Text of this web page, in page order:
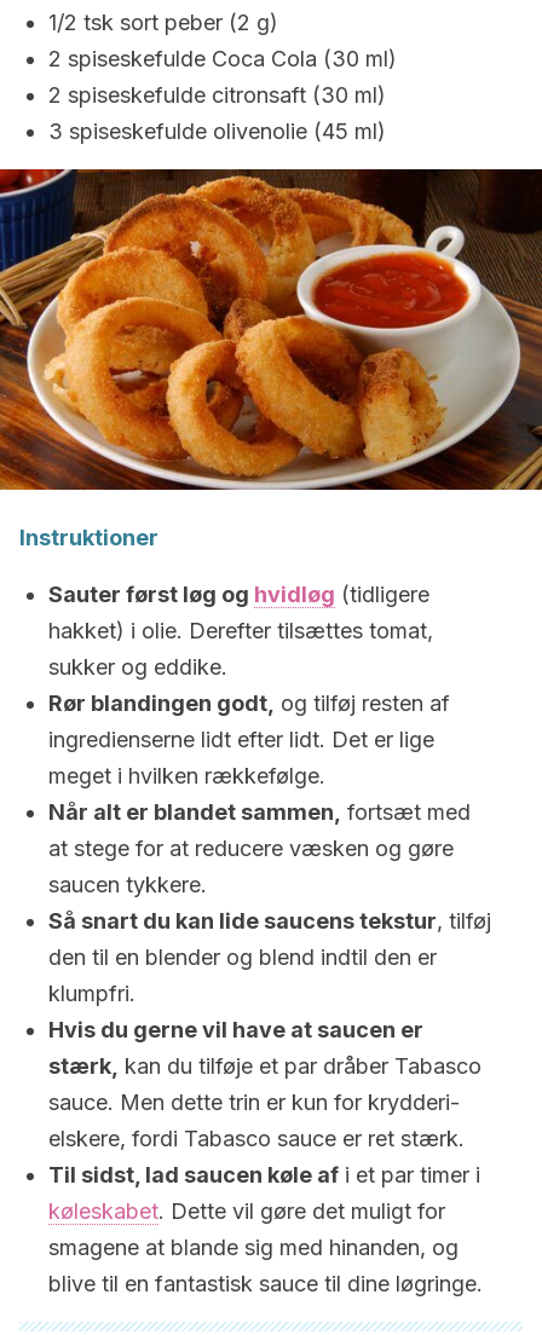
1/2 tsk sort peber (2 g)
2 spiseskefulde Coca Cola (30 ml)
2 spiseskefulde citronsaft (30 ml)
3 spiseskefulde olivenolie (45 ml)
Instruktioner
Sauter først løg og hvidløg (tidligere
hakket) i olie. Derefter tilsættes tomat,
sukker og eddike.
Rør blandingen godt, og tilføj resten af ​​
ingredienserne lidt efter lidt. Det er lige
meget i hvilken rækkefølge.
Når alt er blandet sammen, fortsæt med
at stege for at reducere væsken og gøre
saucen tykkere.
Så snart du kan lide saucens tekstur, tilføj
den til en blender og blend indtil den er
klumpfri.
Hvis du gerne vil have at saucen er
stærk, kan du tilføje et par dråber Tabasco
sauce. Men dette trin er kun for krydderi-
elskere, fordi Tabasco sauce er ret stærk.
Til sidst, lad saucen køle af i et par timer i
køleskabet. Dette vil gøre det muligt for
smagene at blande sig med hinanden, og
blive til en fantastisk sauce til dine løgringe.